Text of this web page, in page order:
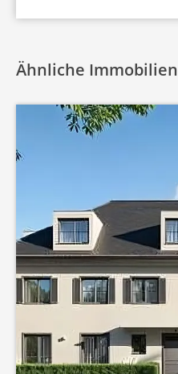
Ähnliche Immobilien